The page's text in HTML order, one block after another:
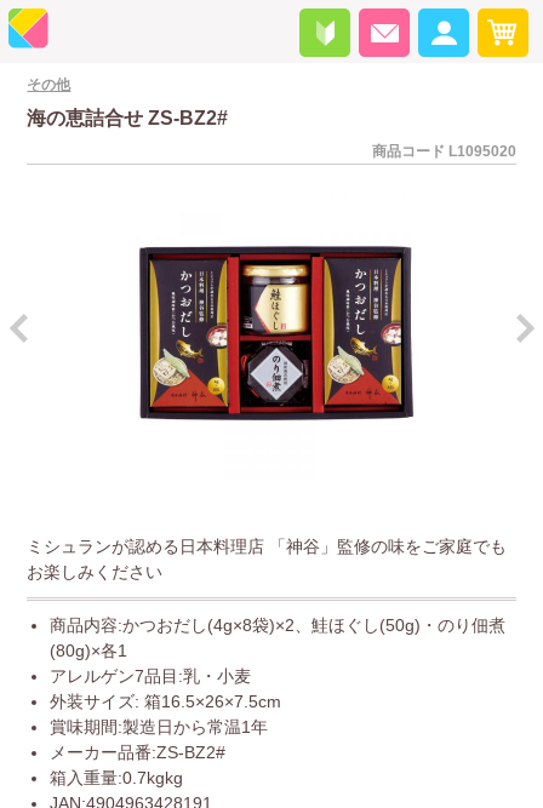
その他
海の恵詰合せ ZS-BZ2#
商品コード L1095020
ミシュランが認める日本料理店 「神谷」監修の味をご家庭でも
お楽しみください
商品内容:かつおだし(4g×8袋)×2、鮭ほぐし(50g)・のり佃煮
(80g)×各1
アレルゲン7品目:乳・小麦
外装サイズ: 箱16.5×26×7.5cm
賞味期間:製造日から常温1年
メーカー品番:ZS-BZ2#
箱入重量:0.7kgkg
JAN:4904963428191